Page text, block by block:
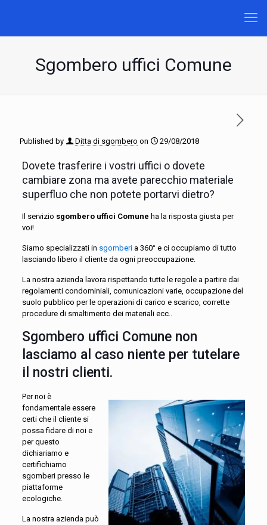
Sgombero uffici Comune
Published by Ditta di sgombero on 29/08/2018
Dovete trasferire i vostri uffici o dovete
cambiare zona ma avete parecchio materiale
superfluo che non potete portarvi dietro?
Il servizio sgombero uffici Comune ha la risposta giusta per
voi!
Siamo specializzati in sgomberia 360° e ci occupiamo di tutto
lasciando libero il cliente da ogni preoccupazione.
La nostra azienda lavora rispettando tutte le regole a partire dai
regolamenti condominiali, comunicazioni varie, occupazione del
suolo pubblico per le operazioni di carico e scarico, corrette
procedure di smaltimento dei materiali ecc..
Sgombero uffici Comune non
lasciamo al caso niente per tutelare
il nostri clienti.
Per noi è
fondamentale essere
certi che il cliente si
possa fidare di noi e
per questo
dichiariamo e
certifichiamo
sgomberi presso le
piattaforme
ecologiche.
La nostra azienda può